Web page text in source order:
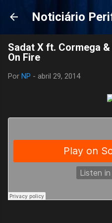
Pular para o
Noticiário
Sadat X ft. Cormega
On Fire
Por NP - abril 29, 2014